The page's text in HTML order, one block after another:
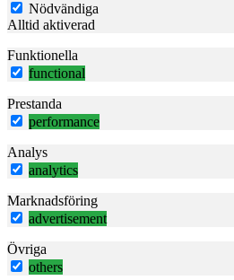
Nödvändiga
Alltid aktiverad
Funktionella
functional
Prestanda
performance
Analys
analytics
Marknadsföring
advertisement
Övriga
others